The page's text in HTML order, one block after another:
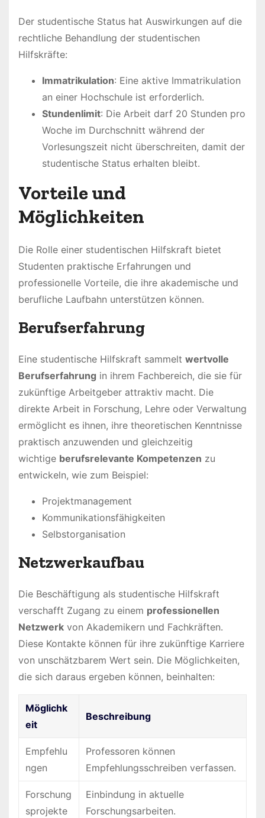
Der studentische Status hat Auswirkungen auf die
rechtliche Behandlung der studentischen
Hilfskräfte:
Immatrikulation: Eine aktive Immatrikulation
an einer Hochschule ist erforderlich.
Stundenlimit: Die Arbeit darf 20 Stunden pro
Woche im Durchschnitt während der
Vorlesungszeit nicht überschreiten, damit der
studentische Status erhalten bleibt.
Vorteile und
Möglichkeiten
Die Rolle einer studentischen Hilfskraft bietet
Studenten praktische Erfahrungen und
professionelle Vorteile, die ihre akademische und
berufliche Laufbahn unterstützen können.
Berufserfahrung
Eine studentische Hilfskraft sammelt wertvolle
Berufserfahrung in ihrem Fachbereich, die sie für
zukünftige Arbeitgeber attraktiv macht. Die
direkte Arbeit in Forschung, Lehre oder Verwaltung
ermöglicht es ihnen, ihre theoretischen Kenntnisse
praktisch anzuwenden und gleichzeitig
wichtige berufsrelevante Kompetenzen zu
entwickeln, wie zum Beispiel:
Projektmanagement
Kommunikationsfähigkeiten
Selbstorganisation
Netzwerkaufbau
Die Beschäftigung als studentische Hilfskraft
verschafft Zugang zu einem professionellen
Netzwerk von Akademikern und Fachkräften.
Diese Kontakte können für ihre zukünftige Karriere
von unschätzbarem Wert sein. Die Möglichkeiten,
die sich daraus ergeben können, beinhalten:
Möglichk
eit
Beschreibung
Empfehlu
ngen
Professoren können
Empfehlungsschreiben verfassen.
Forschung
sprojekte
Einbindung in aktuelle
Forschungsarbeiten.